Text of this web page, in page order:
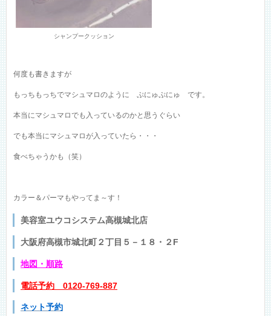
シャンプークッション
何度も書きますが
もっちもっちでマシュマロのように ぷにゅぷにゅ です。
本当にマシュマロでも入っているのかと思うぐらい
でも本当にマシュマロが入っていたら・・・
食べちゃうかも（笑）
カラー＆パーマもやってま～す！
美容室ユウコシステム高槻城北店
大阪府高槻市城北町２丁目５－１８・２F
地図 ・順路
電話予約 0120-769-887
ネット予約